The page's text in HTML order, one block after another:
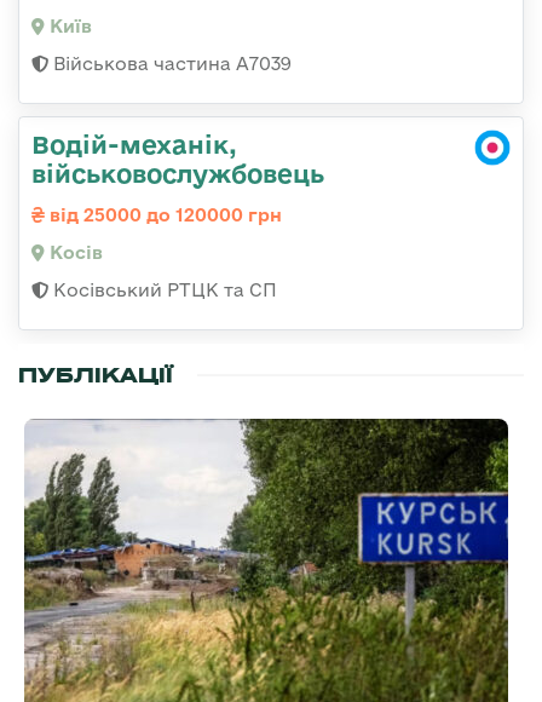
Київ
Військова частина А7039
Водій-механік,
військовослужбовець
від 25000 до 120000 грн
Косів
Косівський РТЦК та СП
ПУБЛІКАЦІЇ